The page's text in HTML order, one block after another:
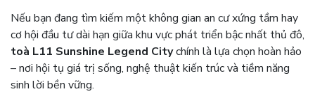
Nếu bạn đang tìm kiếm một không gian an cư xứng tầm hay
cơ hội đầu tư dài hạn giữa khu vực phát triển bậc nhất thủ đô,
toà L11 Sunshine Legend Citychính là lựa chọn hoàn hảo
– nơi hội tụ giá trị sống, nghệ thuật kiến trúc và tiềm năng
sinh lời bền vững.